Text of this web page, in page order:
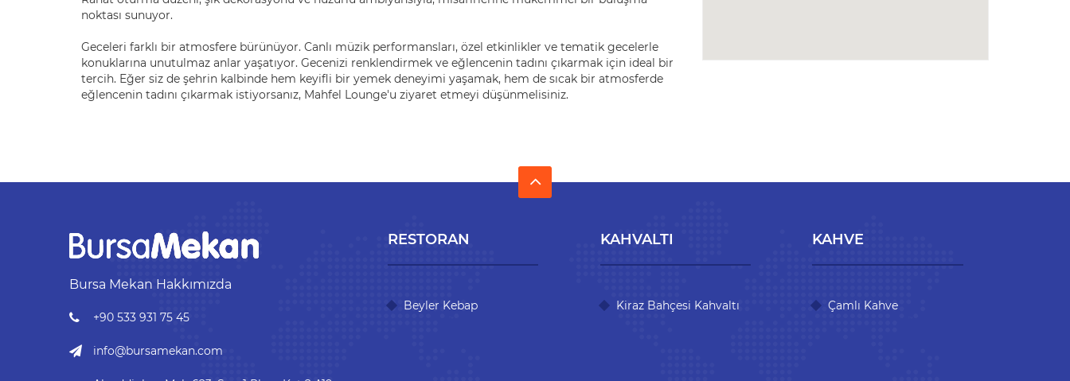
noktası sunuyor.
Geceleri farklı bir atmosfere bürünüyor. Canlı müzik performansları, özel etkinlikler ve tematik gecelerle
konuklarına unutulmaz anlar yaşatıyor. Gecenizi renklendirmek ve eğlencenin tadını çıkarmak için ideal bir
tercih. Eğer siz de şehrin kalbinde hem keyifli bir yemek deneyimi yaşamak, hem de sıcak bir atmosferde
eğlencenin tadını çıkarmak istiyorsanız, Mahfel Lounge'u ziyaret etmeyi düşünmelisiniz.
Bursa Mekan Hakkımızda
+90 533 931 75 45
info@bursamekan.com
RESTORAN
Beyler Kebap
KAHVALTI
Kiraz Bahçesi Kahvaltı
KAHVE
Çamlı Kahve